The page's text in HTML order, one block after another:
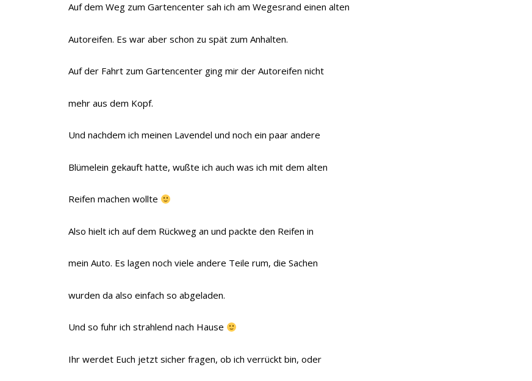
Auf dem Weg zum Gartencenter sah ich am Wegesrand einen alten
Autoreifen. Es war aber schon zu spät zum Anhalten.
Auf der Fahrt zum Gartencenter ging mir der Autoreifen nicht
mehr aus dem Kopf.
Und nachdem ich meinen Lavendel und noch ein paar andere
Blümelein gekauft hatte, wußte ich auch was ich mit dem alten
Reifen machen wollte
Also hielt ich auf dem Rückweg an und packte den Reifen in
mein Auto. Es lagen noch viele andere Teile rum, die Sachen
wurden da also einfach so abgeladen.
Und so fuhr ich strahlend nach Hause
Ihr werdet Euch jetzt sicher fragen, ob ich verrückt bin, oder